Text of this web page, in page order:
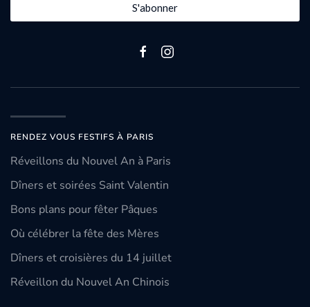
S'abonner
RENDEZ VOUS FESTIFS À PARIS
Réveillons du Nouvel An à Paris
Dîners et soirées Saint Valentin
Bons plans pour fêter Pâques
Où célébrer la fête des Mères
Dîners et croisières du 14 juillet
Réveillon du Nouvel An Chinois